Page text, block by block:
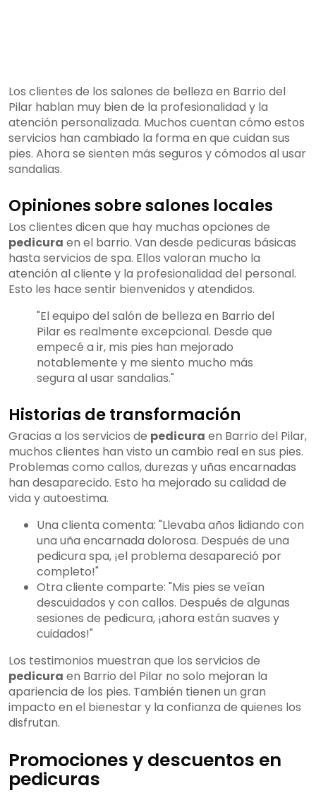
Los clientes de los salones de belleza en Barrio del
Pilar hablan muy bien de la profesionalidad y la
atención personalizada. Muchos cuentan cómo estos
servicios han cambiado la forma en que cuidan sus
pies. Ahora se sienten más seguros y cómodos al usar
sandalias.
Opiniones sobre salones locales
Los clientes dicen que hay muchas opciones de
pedicura en el barrio. Van desde pedicuras básicas
hasta servicios de spa. Ellos valoran mucho la
atención al cliente y la profesionalidad del personal.
Esto les hace sentir bienvenidos y atendidos.
"El equipo del salón de belleza en Barrio del
Pilar es realmente excepcional. Desde que
empecé a ir, mis pies han mejorado
notablemente y me siento mucho más
segura al usar sandalias."
Historias de transformación
Gracias a los servicios de pedicura en Barrio del Pilar,
muchos clientes han visto un cambio real en sus pies.
Problemas como callos, durezas y uñas encarnadas
han desaparecido. Esto ha mejorado su calidad de
vida y autoestima.
Una clienta comenta: "Llevaba años lidiando con
una uña encarnada dolorosa. Después de una
pedicura spa, ¡el problema desapareció por
completo!"
Otra cliente comparte: "Mis pies se veían
descuidados y con callos. Después de algunas
sesiones de pedicura, ¡ahora están suaves y
cuidados!"
Los testimonios muestran que los servicios de
pedicura en Barrio del Pilar no solo mejoran la
apariencia de los pies. También tienen un gran
impacto en el bienestar y la confianza de quienes los
disfrutan.
Promociones y descuentos en
pedicuras